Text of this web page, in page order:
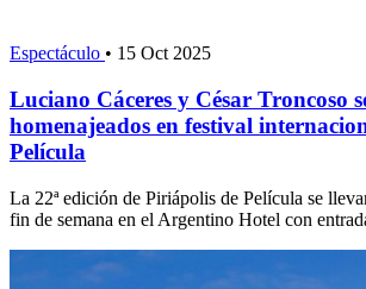
Espectáculo • 15 Oct 2025
Luciano Cáceres y César Troncoso
homenajeados en festival
Película
La 22ª edición de Piriápolis de Película se
fin de semana en el Argentino Hotel con